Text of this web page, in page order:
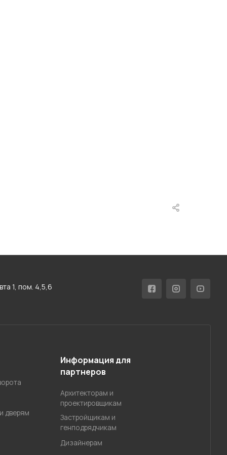
1, пом. 4,5,6
дверям
Информация для
партнеров
Архитекторам и
проектировщикам
Застройщикам и
генподрядчикам
Дизайнерам